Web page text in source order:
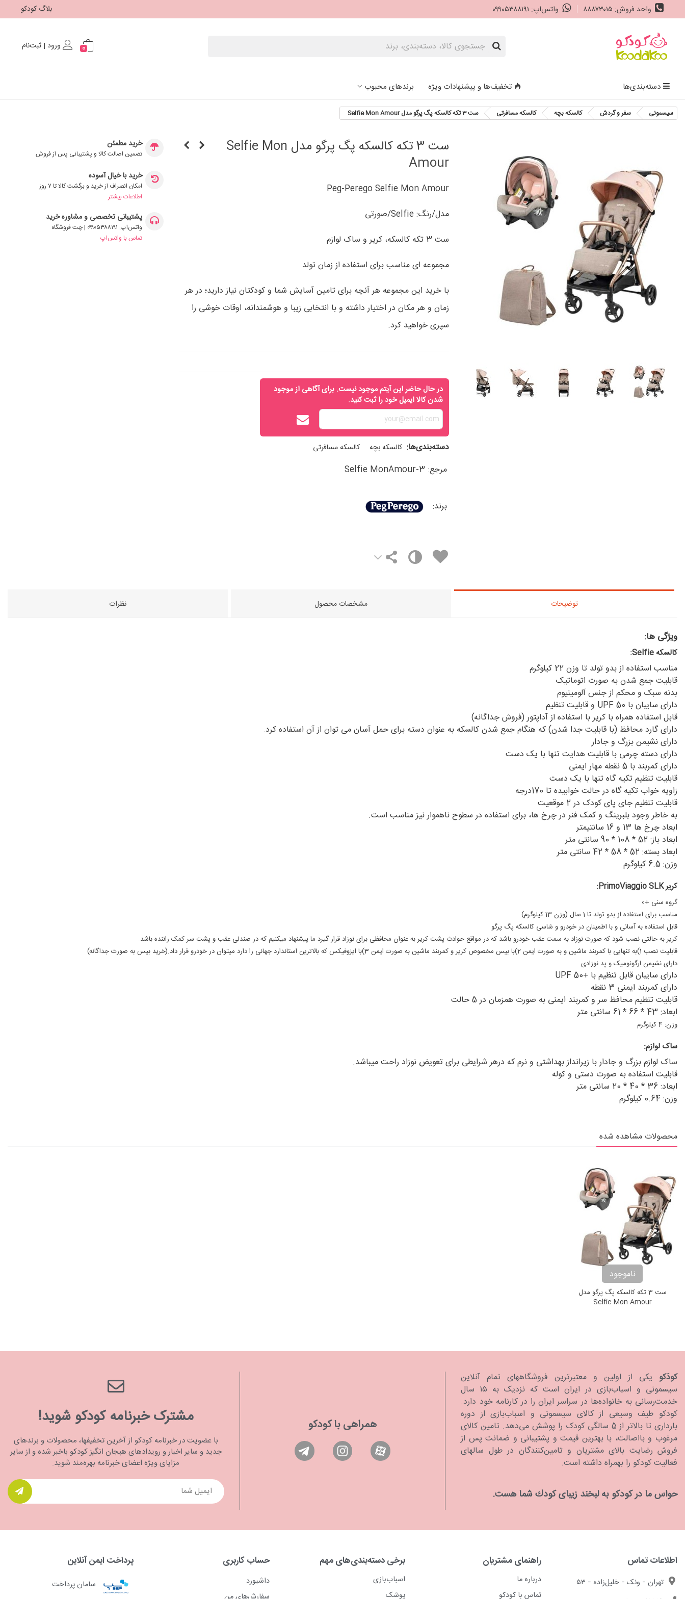
واحد فروش: ۸۸۸۷۳۰۱۵ واتس‌اپ: ۰۹۹۰۵۳۸۸۱۹۱ بلاگ کودکو
0 ورود | ثبت‌نام
دسته‌بندی‌ها تخفیف‌ها و پیشنهادات ویژه برندهای محبوب
سیسمونی سفر و گردش کالسکه بچه کالسکه مسافرتی ست 3 تکه کالسکه پگ پرگو مدل Selfie Mon Amour
ست 3 تکه کالسکه پگ پرگو مدل Selfie Mon
Amour
Peg-Perego Selfie Mon Amour
مدل/رنگ: Selfie/صورتی
ست 3 تکه کالسکه، کریر و ساک لوازم
مجموعه ای مناسب برای استفاده از زمان تولد
با خرید این مجموعه هر آنچه برای تامین آسایش شما و کودکتان نیاز دارید؛ در هر
زمان و هر مکان در اختیار داشته و با انتخابی زیبا و هوشمندانه، اوقات خوشی را
سپری خواهید کرد.
در حال حاضر این آیتم موجود نیست. برای آگاهی از موجود
شدن کالا ایمیل خود را ثبت کنید.
دسته‌بندی‌ها: کالسکه بچه کالسکه مسافرتی
مرجع: Selfie MonAmour-3
برند:
خرید مطمئن
تضمین اصالت کالا و پشتیبانی پس از فروش
خرید با خیال آسوده
امکان انصراف از خرید و برگشت کالا تا ۷ روز
اطلاعات بیشتر
پشتیبانی تخصصی و مشاوره خرید
واتس‌اپ: ۰۹۹۰۵۳۸۸۱۹۱ | چت فروشگاه
تماس با واتس‌اپ
توضیحات مشخصات محصول نظرات
ویژگی ها:
کالسکه Selfie:
مناسب استفاده از بدو تولد تا وزن 22 کیلوگرم
قابلیت جمع شدن به صورت اتوماتیک
بدنه سبک و محکم از جنس آلومینیوم
دارای سایبان با UPF 50 و قابلیت تنظیم
قابل استفاده همراه با کریر با استفاده از آداپتور (فروش جداگانه)
دارای گارد محافظ (با قابلیت جدا شدن) که هنگام جمع شدن کالسکه به عنوان دسته برای حمل آسان می توان از آن استفاده کرد.
دارای نشیمن بزرگ و جادار
دارای دسته چرمی با قابلیت هدایت تنها با یک دست
دارای کمربند با 5 نقطه مهار ایمنی
قابلیت تنظیم تکیه گاه تنها با یک دست
زاویه خواب تکیه گاه در حالت خوابیده تا 170درجه
قابلیت تنظیم جای پای کودک در 2 موقعیت
به خاطر وجود بلبرینگ و کمک فنر در چرخ ها، برای استفاده در سطوح ناهموار نیز مناسب است.
ابعاد چرخ ها 13 و 16 سانتیمتر
ابعاد باز: 52 * 108 * 90 سانتی متر
ابعاد بسته: 52 * 58 * 42 سانتی متر
وزن: 6.5 کیلوگرم
کریر PrimoViaggio SLK:
گروه سنی +0
مناسب برای استفاده از بدو تولد تا 1 سال (وزن 13 کیلوگرم)
قابل استفاده به آسانی و با اطمینان در خودرو و شاسی کالسکه پگ پرگو
کریر به حالتی نصب شود که صورت نوزاد به سمت عقب خودرو باشد که در مواقع حوادث پشت کریر به عنوان محافظی برای نوزاد قرار گیرد.ما پیشنهاد میکنیم که در صندلی عقب و پشت سر کمک راننده باشد.
قابلیت نصب 1)به تنهایی با کمربند ماشین و به صورت ایمن 2)با بیس مخصوص کریر و کمربند ماشین به صورت ایمن 3)با ایزوفیکس که بالاترین استاندارد جهانی را دارد میتوان در خودرو قرار داد.(خرید بیس به صورت جداگانه)
دارای نشیمن ارگونومیک و پد نوزادی
دارای سایبان قابل تنظیم با +UPF 50
دارای کمربند ایمنی 3 نقطه
قابلیت تنظیم محافظ سر و کمربند ایمنی به صورت همزمان در 5 حالت
ابعاد: 43 * 66 * 61 سانتی متر
وزن: 4 کیلوگرم
ساک لوازم:
ساک لوازم بزرگ و جادار با زیرانداز بهداشتی و نرم که درهر شرایطی برای تعویض نوزاد راحت میباشد.
قابلیت استفاده به صورت دستی و کوله
ابعاد: 36 * 40 * 20 سانتی متر
وزن: 0.64 کیلوگرم
محصولات مشاهده شده
ناموجود
ست 3 تکه کالسکه پگ پرگو مدل
Selfie Mon Amour
کودَکو یکی از اولین و معتبرترین فروشگاههای تمام آنلاین
سیسمونی و اسباب‌بازی در ایران است که نزدیک به ۱۵ سال
خدمت‌رسانی به خانواده‌ها در سراسر ایران را در کارنامه خود دارد.
كودكو طیف وسیعی از کالای سیسمونی و اسباب‌بازی از دوره
بارداری تا بالاتر از 5 سالگی کودک را پوشش می‌دهد. تامین کالای
مرغوب و بااصالت، با بهترین قیمت و پشتیبانی و ضمانت پس از
فروش رضایت بالای مشتریان و تامین‌کنندگان در طول سالهای
فعالیت کودکو را بهمراه داشته است.
حواس ما در كودكو به لبخند زیبای كودك شما هست.
همراهی با کودکو مشترک خبرنامه کودکو شوید!
با عضویت در خبرنامه کودکو از آخرین تخفیفها، محصولات و برندهای
جدید و سایر اخبار و رویدادهای هیجان انگیز کودکو باخبر شده و از سایر
مزایای ویژه اعضای خبرنامه بهره‌مند شوید.
اطلاعات تماس
تهران - ونک - خلیل‌زاده - ۵۳
راهنمای مشتریان
درباره ما
تماس با کودکو
برخی دسته‌بندی‌های مهم
اسباب‌بازی
پوشک
حساب کاربری
داشبورد
سفارش‌های من
پرداخت ایمن آنلاین
سامان پرداخت